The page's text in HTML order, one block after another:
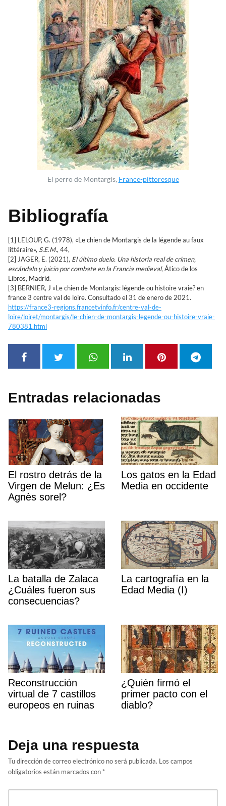
El perro de Montargis, France-pittoresque
Bibliografía
[1] LELOUP, G. (1978), «Le chien de Montargis de la légende au faux
littéraire», S.E.M., 44,
[2] JAGER, E. (2021), El último duelo. Una historia real de crimen,
escándalo y juicio por combate en la Francia medieval,Ático de los
Libros, Madrid.
[3] BERNIER, J «Le chien de Montargis: légende ou histoire vraie? en
france 3 centre val de loire. Consultado el 31 de enero de 2021.
https://france3-regions.francetvinfo.fr/centre-val-de-
loire/loiret/montargis/le-chien-de-montargis-legende-ou-histoire-vraie-
780381.html
Entradas relacionadas
El rostro detrás de la
Virgen de Melun: ¿Es
Agnès sorel?
Los gatos en la Edad
Media en occidente
La batalla de Zalaca
¿Cuáles fueron sus
consecuencias?
La cartografía en la
Edad Media (I)
Reconstrucción
virtual de 7 castillos
europeos en ruinas
¿Quién firmó el
primer pacto con el
diablo?
Deja una respuesta
Tu dirección de correo electrónico no será publicada. Los campos
obligatorios están marcados con *